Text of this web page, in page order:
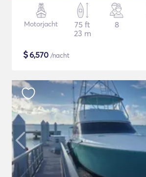
Motorjacht
75 ft
23 m
8
$6,570 /nacht